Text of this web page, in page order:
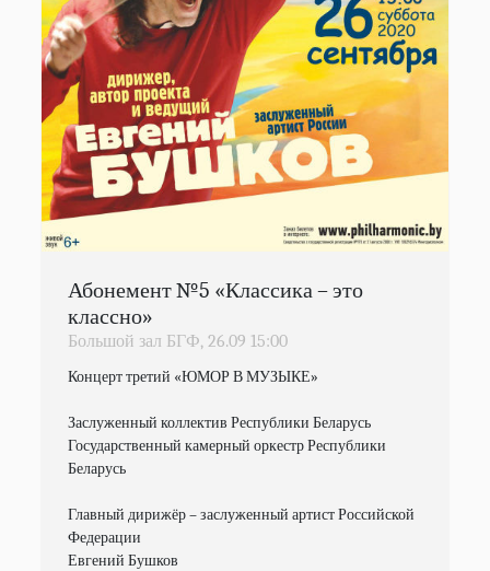
Абонемент №5 «Классика – это
классно»
Большой зал БГФ, 26.09 15:00
Концерт третий «ЮМОР В МУЗЫКЕ»
Заслуженный коллектив Республики Беларусь
Государственный камерный оркестр Республики
Беларусь
Главный дирижёр – заслуженный артист Российской
Федерации
Евгений Бушков